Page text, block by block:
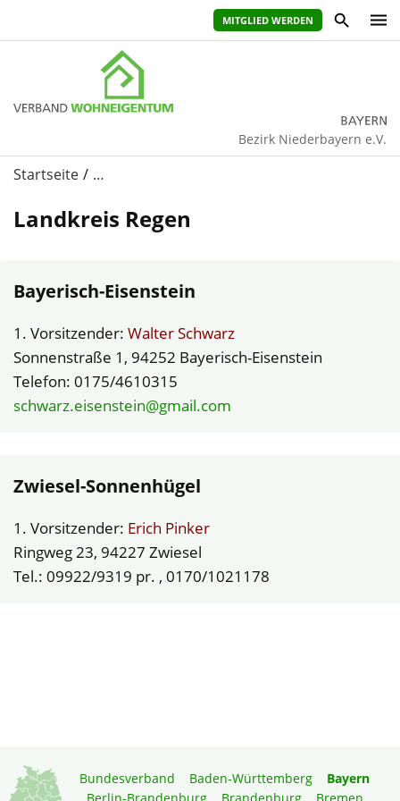
MITGLIED WERDEN
Bezirk Niederbayern e.V.
Startseite …
Landkreis Regen
Bayerisch-Eisenstein
1. Vorsitzender: Walter Schwarz
Sonnenstraße 1, 94252 Bayerisch-Eisenstein
Telefon: 0175/4610315
schwarz.eisenstein@gmail.com
Zwiesel-Sonnenhügel
1. Vorsitzender: Erich Pinker
Ringweg 23, 94227 Zwiesel
Tel.: 09922/9319 pr. , 0170/1021178
Bundesverband Baden-Württemberg
Bayern